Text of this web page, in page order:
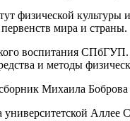
культуры
мира и страны.
воспитания
и методы
Михаила